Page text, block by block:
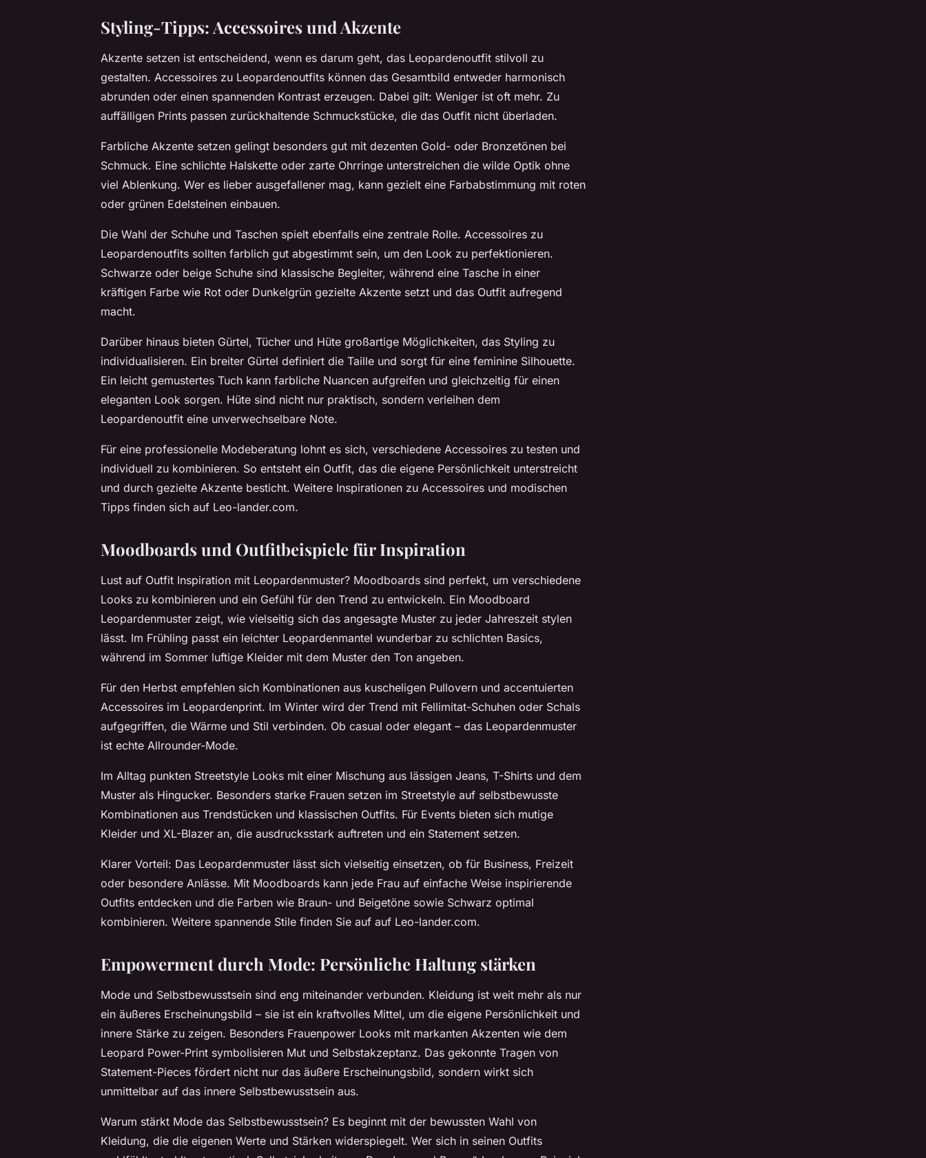
Styling-Tipps: Accessoires und Akzente
Akzente setzen ist entscheidend, wenn es darum geht, das Leopardenoutfit stilvoll zu
gestalten. Accessoires zu Leopardenoutfits können das Gesamtbild entweder harmonisch
abrunden oder einen spannenden Kontrast erzeugen. Dabei gilt: Weniger ist oft mehr. Zu
auffälligen Prints passen zurückhaltende Schmuckstücke, die das Outfit nicht überladen.
Farbliche Akzente setzen gelingt besonders gut mit dezenten Gold- oder Bronzetönen bei
Schmuck. Eine schlichte Halskette oder zarte Ohrringe unterstreichen die wilde Optik ohne
viel Ablenkung. Wer es lieber ausgefallener mag, kann gezielt eine Farbabstimmung mit roten
oder grünen Edelsteinen einbauen.
Die Wahl der Schuhe und Taschen spielt ebenfalls eine zentrale Rolle. Accessoires zu
Leopardenoutfits sollten farblich gut abgestimmt sein, um den Look zu perfektionieren.
Schwarze oder beige Schuhe sind klassische Begleiter, während eine Tasche in einer
kräftigen Farbe wie Rot oder Dunkelgrün gezielte Akzente setzt und das Outfit aufregend
macht.
Darüber hinaus bieten Gürtel, Tücher und Hüte großartige Möglichkeiten, das Styling zu
individualisieren. Ein breiter Gürtel definiert die Taille und sorgt für eine feminine Silhouette.
Ein leicht gemustertes Tuch kann farbliche Nuancen aufgreifen und gleichzeitig für einen
eleganten Look sorgen. Hüte sind nicht nur praktisch, sondern verleihen dem
Leopardenoutfit eine unverwechselbare Note.
Für eine professionelle Modeberatung lohnt es sich, verschiedene Accessoires zu testen und
individuell zu kombinieren. So entsteht ein Outfit, das die eigene Persönlichkeit unterstreicht
und durch gezielte Akzente besticht. Weitere Inspirationen zu Accessoires und modischen
Tipps finden sich auf Leo-lander.com.
Moodboards und Outfitbeispiele für Inspiration
Lust auf Outfit Inspiration mit Leopardenmuster? Moodboards sind perfekt, um verschiedene
Looks zu kombinieren und ein Gefühl für den Trend zu entwickeln. Ein Moodboard
Leopardenmuster zeigt, wie vielseitig sich das angesagte Muster zu jeder Jahreszeit stylen
lässt. Im Frühling passt ein leichter Leopardenmantel wunderbar zu schlichten Basics,
während im Sommer luftige Kleider mit dem Muster den Ton angeben.
Für den Herbst empfehlen sich Kombinationen aus kuscheligen Pullovern und accentuierten
Accessoires im Leopardenprint. Im Winter wird der Trend mit Fellimitat-Schuhen oder Schals
aufgegriffen, die Wärme und Stil verbinden. Ob casual oder elegant – das Leopardenmuster
ist echte Allrounder-Mode.
Im Alltag punkten Streetstyle Looks mit einer Mischung aus lässigen Jeans, T-Shirts und dem
Muster als Hingucker. Besonders starke Frauen setzen im Streetstyle auf selbstbewusste
Kombinationen aus Trendstücken und klassischen Outfits. Für Events bieten sich mutige
Kleider und XL-Blazer an, die ausdrucksstark auftreten und ein Statement setzen.
Klarer Vorteil: Das Leopardenmuster lässt sich vielseitig einsetzen, ob für Business, Freizeit
oder besondere Anlässe. Mit Moodboards kann jede Frau auf einfache Weise inspirierende
Outfits entdecken und die Farben wie Braun- und Beigetöne sowie Schwarz optimal
kombinieren. Weitere spannende Stile finden Sie auf auf Leo-lander.com.
Empowerment durch Mode: Persönliche Haltung stärken
Mode und Selbstbewusstsein sind eng miteinander verbunden. Kleidung ist weit mehr als nur
ein äußeres Erscheinungsbild – sie ist ein kraftvolles Mittel, um die eigene Persönlichkeit und
innere Stärke zu zeigen. Besonders Frauenpower Looks mit markanten Akzenten wie dem
Leopard Power-Print symbolisieren Mut und Selbstakzeptanz. Das gekonnte Tragen von
Statement-Pieces fördert nicht nur das äußere Erscheinungsbild, sondern wirkt sich
unmittelbar auf das innere Selbstbewusstsein aus.
Warum stärkt Mode das Selbstbewusstsein? Es beginnt mit der bewussten Wahl von
Kleidung, die die eigenen Werte und Stärken widerspiegelt. Wer sich in seinen Outfits